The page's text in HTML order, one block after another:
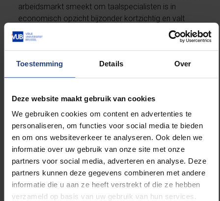
Toestemming Details Over
Deze website maakt gebruik van cookies
We gebruiken cookies om content en advertenties te
personaliseren, om functies voor social media te bieden
en om ons websiteverkeer te analyseren. Ook delen we
informatie over uw gebruik van onze site met onze
partners voor social media, adverteren en analyse. Deze
partners kunnen deze gegevens combineren met andere
informatie die u aan ze heeft verstrekt of die ze hebben
verzameld op basis van uw gebruik van hun services.
arbeidsmarkt smeekt om taalspecialisten is in
economisch opzicht bijzonder kortzichtig en valt
beleidsmatig niet te verdedigen. De maatregelen zijn
geen fataliteit maar een duidelijke beleidskeuze van
zowel de universiteiten als de overheid. Een overheid
die een duurzame visie op de samenleving
ontwikkelt, schaft geen talenopleidingen af maar
een toenemend aantal studenten en ziet ook de
waarde in van opleidingen die meer een niche zullen
blijven maar waarvan de disciplinaire kennis
behouden moet blijven.
We steunen de Nederlandse taaldocenten die
protest aantekenen tegen deze maatregelen.
Hopelijk lukt het hen om het besef in Nederland door
te laten dringen dat talenkennis van groot